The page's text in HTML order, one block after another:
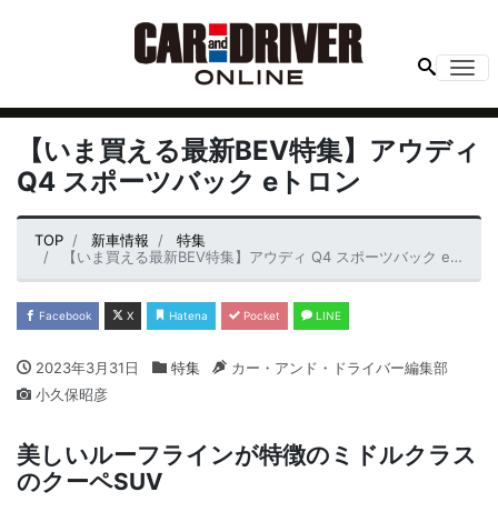
【いま買える最新BEV特集】アウディ
Q4 スポーツバック eトロン
TOP 新車情報
特集
【いま買える最新BEV特集】アウディ Q4 スポーツバック eトロン
Facebook X Hatena Pocket LINE
2023年3月31日 特集
カー・アンド・ドライバー編集部
小久保昭彦
美しいルーフラインが特徴のミドルクラス
のクーペSUV